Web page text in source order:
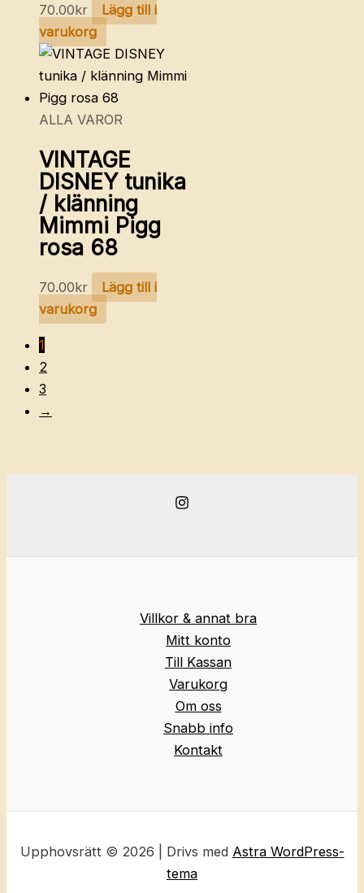
70.00kr
Lägg till i
varukorg
ALLA VAROR
VINTAGE
DISNEY tunika
/ klänning
Mimmi Pigg
rosa 68
70.00kr
Lägg till i
varukorg
1
2
3
→
Villkor & annat bra
Mitt konto
Till Kassan
Varukorg
Om oss
Snabb info
Kontakt
Upphovsrätt © 2026 | Drivs med Astra WordPress-
tema